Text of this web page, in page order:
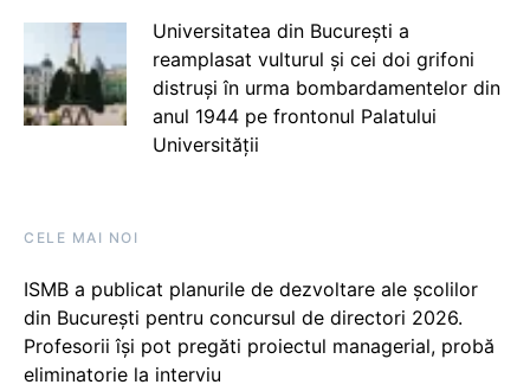
Universitatea din București a
reamplasat vulturul și cei doi grifoni
distruși în urma bombardamentelor din
anul 1944 pe frontonul Palatului
Universității
CELE MAI NOI
ISMB a publicat planurile de dezvoltare ale școlilor
din București pentru concursul de directori 2026.
Profesorii își pot pregăti proiectul managerial, probă
eliminatorie la interviu